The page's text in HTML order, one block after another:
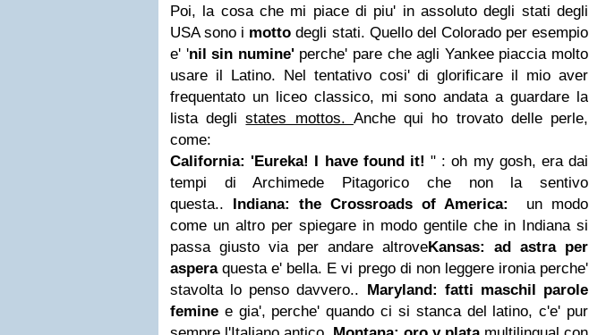
Poi, la cosa che mi piace di piu' in assoluto degli stati degli
USA sono i motto degli stati. Quello del Colorado per esempio
e' 'nil sin numine' perche' pare che agli Yankee piaccia molto
usare il Latino. Nel tentativo cosi' di glorificare il mio aver
frequentato un liceo classico, mi sono andata a guardare la
lista deglistates mottos. Anche qui ho trovato delle perle,
come:
California: 'Eureka! I have found it! " : oh my gosh, era dai
tempi di Archimede Pitagorico che non la sentivo
questa.. Indiana: the Crossroads of America: un modo
come un altro per spiegare in modo gentile che in Indiana si
passa giusto via per andare altroveKansas: ad astra per
asperaquesta e' bella. E vi prego di non leggere ironia perche'
stavolta lo penso davvero.. Maryland: fatti maschil parole
femine e gia', perche' quando ci si stanca del latino, c'e' pur